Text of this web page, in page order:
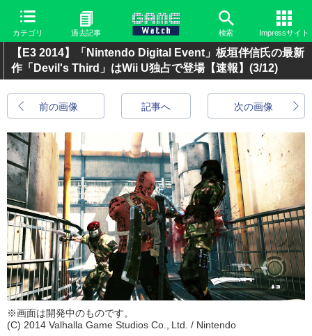
カテゴリ 過去記事 検索 Impressサイト
【E3 2014】「Nintendo Digital Event」板垣伴信氏の最新
作「Devil's Third」はWii U独占で登場【速報】 (3/12)
前の画像 次の画像
記事へ
※画面は開発中のものです。
(C) 2014 Valhalla Game Studios Co., Ltd. / Nintendo